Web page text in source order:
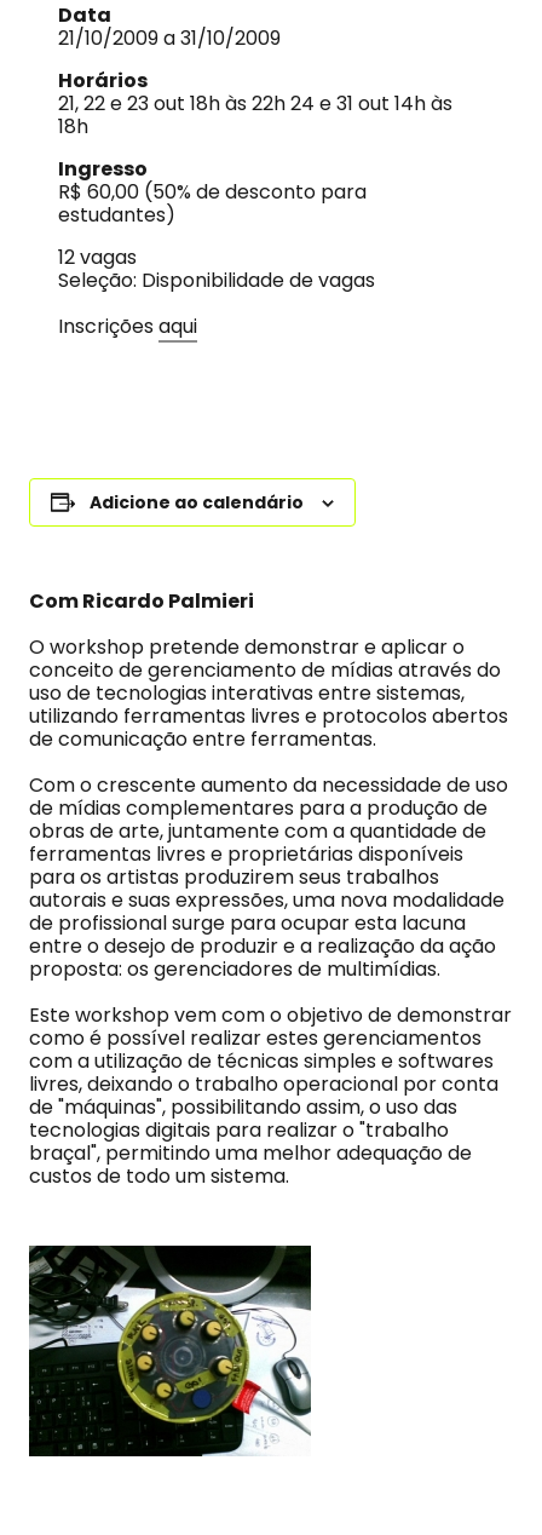
Data
21/10/2009 a 31/10/2009
Horários
21, 22 e 23 out 18h às 22h 24 e 31 out 14h às
18h
Ingresso
R$ 60,00 (50% de desconto para
estudantes)
12 vagas
Seleção: Disponibilidade de vagas
Inscriçõesaqui
Adicione ao calendário
Com Ricardo Palmieri
O workshop pretende demonstrar e aplicar o
conceito de gerenciamento de mídias através do
uso de tecnologias interativas entre sistemas,
utilizando ferramentas livres e protocolos abertos
de comunicação entre ferramentas.
Com o crescente aumento da necessidade de uso
de mídias complementares para a produção de
obras de arte, juntamente com a quantidade de
ferramentas livres e proprietárias disponíveis
para os artistas produzirem seus trabalhos
autorais e suas expressões, uma nova modalidade
de profissional surge para ocupar esta lacuna
entre o desejo de produzir e a realização da ação
proposta: os gerenciadores de multimídias.
Este workshop vem com o objetivo de demonstrar
como é possível realizar estes gerenciamentos
com a utilização de técnicas simples e softwares
livres, deixando o trabalho operacional por conta
de "máquinas", possibilitando assim, o uso das
tecnologias digitais para realizar o "trabalho
braçal", permitindo uma melhor adequação de
custos de todo um sistema.